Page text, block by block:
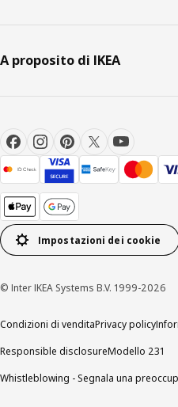
A proposito di IKEA
Impostazioni dei cookie
© Inter IKEA Systems B.V. 1999-2026
Condizioni di venditaPrivacy policy
Responsible disclosureModello 231
Whistleblowing - Segnala una